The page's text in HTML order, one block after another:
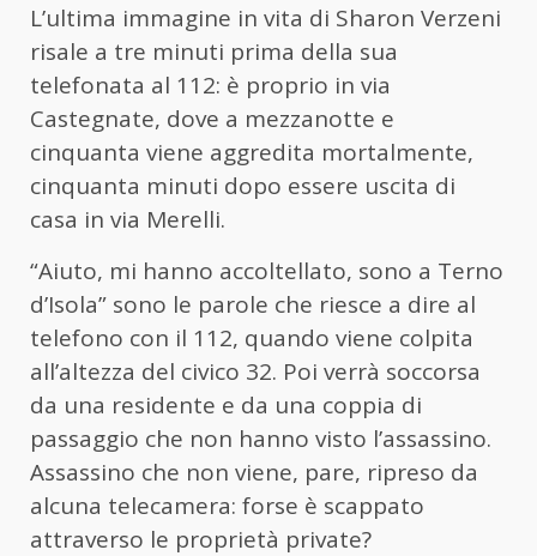
L’ultima immagine in vita di Sharon Verzeni
risale a tre minuti prima della sua
telefonata al 112: è proprio in via
Castegnate, dove a mezzanotte e
cinquanta viene aggredita mortalmente,
cinquanta minuti dopo essere uscita di
casa in via Merelli.
“Aiuto, mi hanno accoltellato, sono a Terno
d’Isola” sono le parole che riesce a dire al
telefono con il 112, quando viene colpita
all’altezza del civico 32. Poi verrà soccorsa
da una residente e da una coppia di
passaggio che non hanno visto l’assassino.
Assassino che non viene, pare, ripreso da
alcuna telecamera: forse è scappato
attraverso le proprietà private?